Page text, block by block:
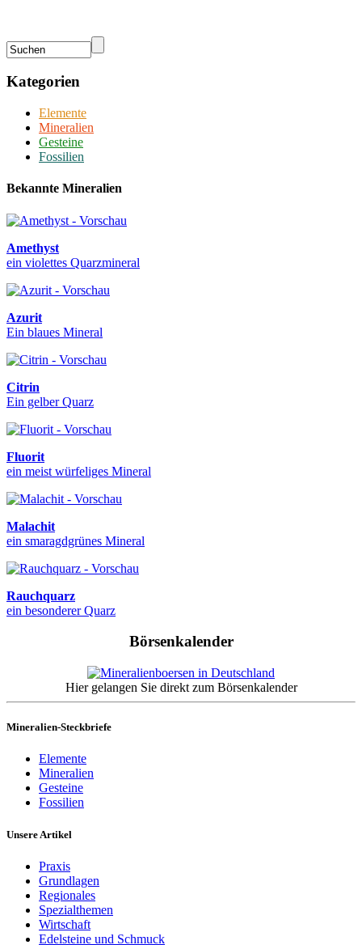
Kategorien
Elemente
Mineralien
Gesteine
Fossilien
Bekannte Mineralien
Amethyst
ein violettes Quarzmineral
Azurit
Ein blaues Mineral
Citrin
Ein gelber Quarz
Fluorit
ein meist würfeliges Mineral
Malachit
ein smaragdgrünes Mineral
Rauchquarz
ein besonderer Quarz
Börsenkalender
Hier gelangen Sie direkt zum Börsenkalender
Mineralien-Steckbriefe
Elemente
Mineralien
Gesteine
Fossilien
Unsere Artikel
Praxis
Grundlagen
Regionales
Spezialthemen
Wirtschaft
Edelsteine und Schmuck